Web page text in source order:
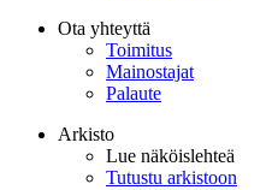
Ota yhteyttä
Toimitus
Mainostajat
Palaute
Arkisto
Lue näköislehteä
Tutustu arkistoon